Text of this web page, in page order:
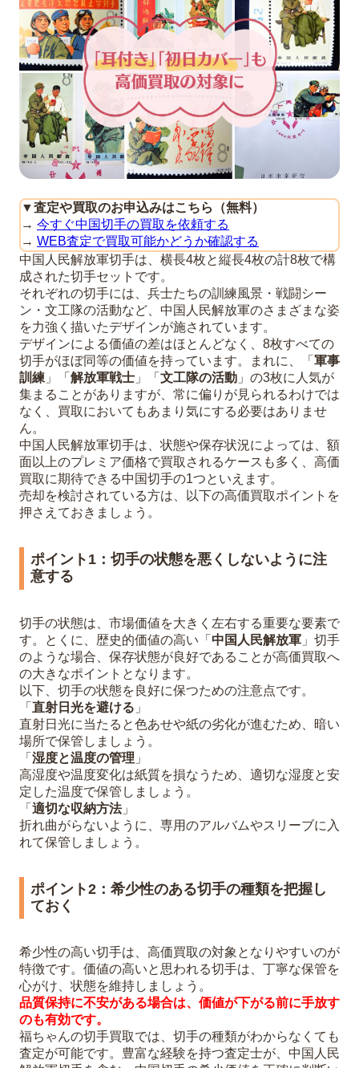
▼査定や買取のお申込みはこちら（無料）
→ 今すぐ中国切手の買取を依頼する
→ WEB査定で買取可能かどうか確認する
中国人民解放軍切手は、横長4枚と縦長4枚の計8枚で構
成された切手セットです。
それぞれの切手には、兵士たちの訓練風景・戦闘シー
ン・文工隊の活動など、中国人民解放軍のさまざまな姿
を力強く描いたデザインが施されています。
デザインによる価値の差はほとんどなく、8枚すべての
切手がほぼ同等の価値を持っています。まれに、「 軍事
訓練 」「 解放軍戦士 」「 文工隊の活動 」の3枚に人気が
集まることがありますが、常に偏りが見られるわけでは
なく、買取においてもあまり気にする必要はありませ
ん。
中国人民解放軍切手は、状態や保存状況によっては、額
面以上のプレミア価格で買取されるケースも多く、高価
買取に期待できる中国切手の1つといえます。
売却を検討されている方は、以下の高価買取ポイントを
押さえておきましょう。
ポイント1：切手の状態を悪くしないように注
意する
切手の状態は、市場価値を大きく左右する重要な要素で
す。とくに、歴史的価値の高い「 中国人民解放軍 」切手
のような場合、保存状態が良好であることが高価買取へ
の大きなポイントとなります。
以下、切手の状態を良好に保つための注意点です。
「 直射日光を避ける 」
直射日光に当たると色あせや紙の劣化が進むため、暗い
場所で保管しましょう。
「 湿度と温度の管理 」
高湿度や温度変化は紙質を損なうため、適切な湿度と安
定した温度で保管しましょう。
「 適切な収納方法」
折れ曲がらないように、専用のアルバムやスリーブに入
れて保管しましょう。
ポイント2：希少性のある切手の種類を把握し
ておく
希少性の高い切手は、高価買取の対象となりやすいのが
特徴です。価値の高いと思われる切手は、丁寧な保管を
心がけ、状態を維持しましょう。
品質保持に不安がある場合は、価値が下がる前に手放す
のも有効です。
福ちゃんの切手買取では、切手の種類がわからなくても
査定が可能です。豊富な経験を持つ査定士が、中国人民